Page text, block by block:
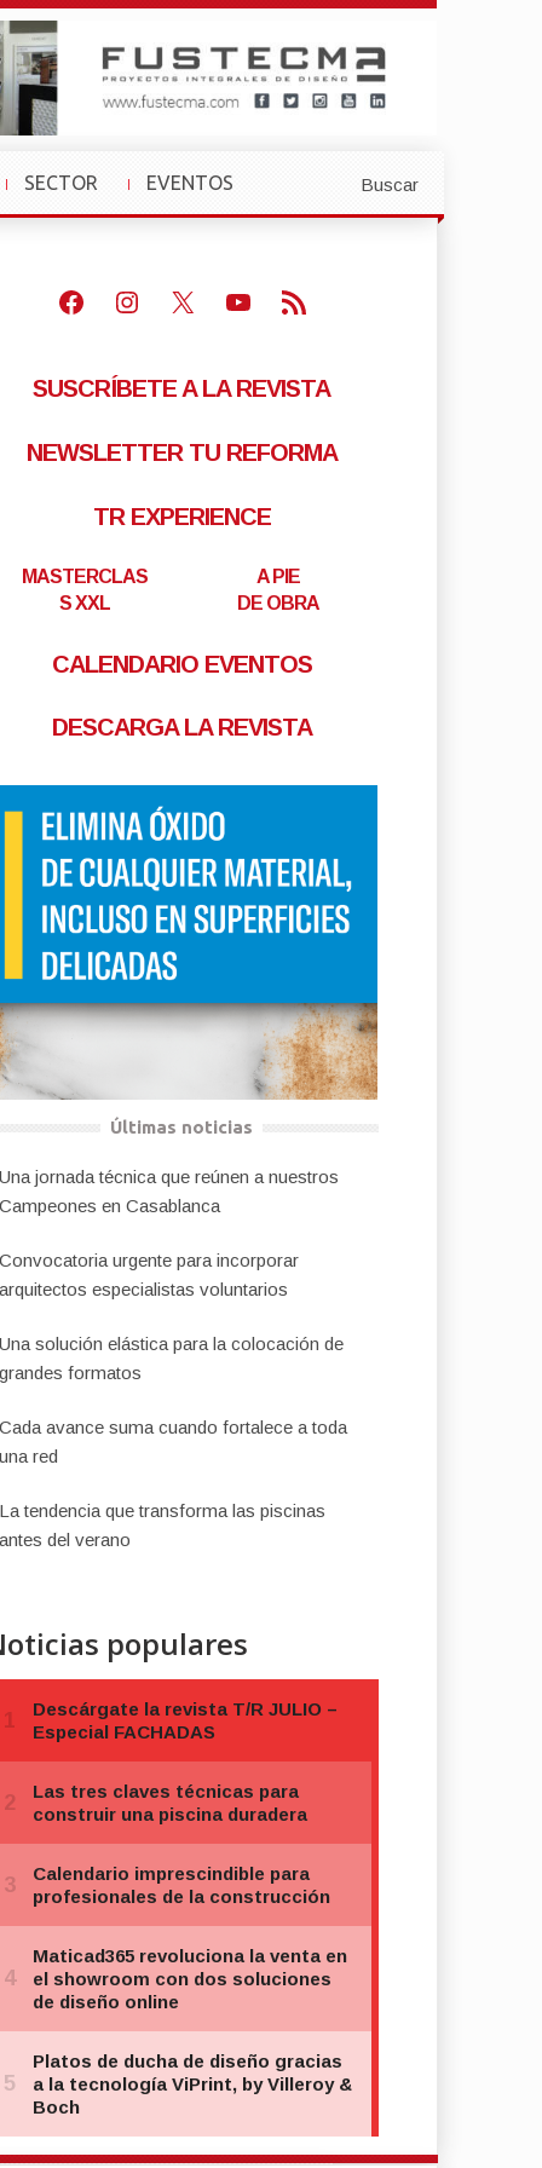
SECTOR
»
EVENTOS
»
Buscar
Facebook
Instagram
X Youtube
Feed RSS
SUSCRÍBETE A LA REVISTA
NEWSLETTER TU REFORMA
TR EXPERIENCE
MASTERCLAS
S XXL
A PIE
DE OBRA
CALENDARIO EVENTOS
DESCARGA LA REVISTA
Últimas noticias
Una jornada técnica que reúnen a nuestros
Campeones en Casablanca
Convocatoria urgente para incorporar
arquitectos especialistas voluntarios
Una solución elástica para la colocación de
grandes formatos
Cada avance suma cuando fortalece a toda
una red
La tendencia que transforma las piscinas
antes del verano
populares